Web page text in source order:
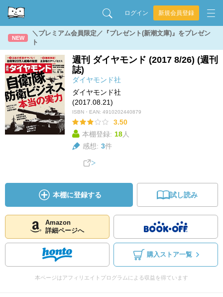
ログイン 新規会員登録
NEW
＼プレミアム会員限定／『プレゼント(新潮文庫)』をプレゼン
ト
週刊 ダイヤモンド (2017 8/26) (週刊
誌)
ダイヤモンド社
ダイヤモンド社
(2017.08.21)
ISBN・EAN: 4910202440879
3.50
本棚登録: 18人
感想: 3件
本棚に登録する 試し読み
Amazon
詳細ページへ
購入ストア一覧
本ページはアフィリエイトプログラムによる収益を得ています